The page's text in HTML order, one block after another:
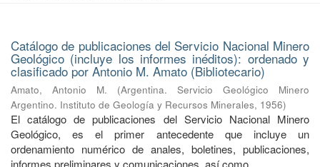
Catálogo de publicaciones del Servicio Nacional Minero
Geológico (incluye los informes inéditos): ordenado y
clasificado por Antonio M. Amato (Bibliotecario)
Amato, Antonio M. (Argentina. Servicio Geológico Minero
Argentino. Instituto de Geología y Recursos Minerales, 1956)
El catálogo de publicaciones del Servicio Nacional Minero
Geológico, es el primer antecedente que incluye un
ordenamiento numérico de anales, boletines, publicaciones,
informes preliminares y comunicaciones, así como ...